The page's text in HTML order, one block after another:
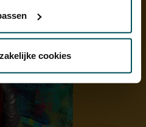
onze website kunt u uw
derden
cookies